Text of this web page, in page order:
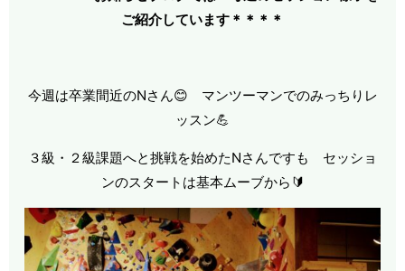
ご紹介しています＊＊＊ ＊
今週は卒業間近のNさん😊 マンツーマンでのみっちりレ
ッスン💪
３級・２級課題へと挑戦を始めたNさんですも セッショ
ンのスタートは基本ムーブから🔰